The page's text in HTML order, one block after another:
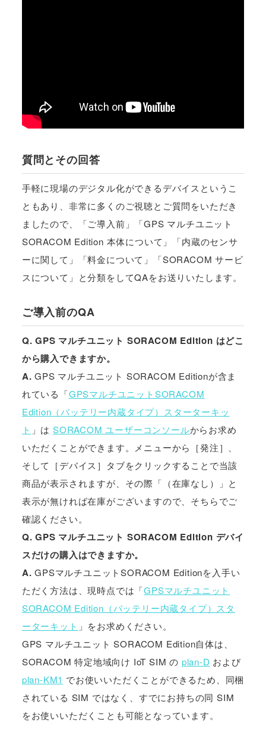
質問とその回答
手軽に現場のデジタル化ができるデバイスというこ
ともあり、非常に多くのご視聴とご質問をいただき
ましたので、「ご導入前」「GPS マルチユニット
SORACOM Edition 本体について」「内蔵のセンサ
ーに関して」「料金について」「SORACOM サービ
スについて」と分類をしてQAをお送りいたします。
ご導入前のQA
Q. GPS マルチユニット SORACOM Edition はどこ
から購入できますか。
A.GPS マルチユニット SORACOM Editionが含ま
れている「GPSマルチユニットSORACOM
Edition（バッテリー内蔵タイプ）スターターキッ
ト 」はSORACOM ユーザーコンソールからお求め
いただくことができます。メニューから［発注］、
そして［デバイス］タブをクリックすることで当該
商品が表示されますが、その際「（在庫なし）」と
表示が無ければ在庫がございますので、そちらでご
確認ください。
Q. GPS マルチユニット SORACOM Edition デバイ
スだけの購入はできますか。
A. GPSマルチユニットSORACOM Editionを入手い
ただく方法は、現時点では「GPSマルチユニット
SORACOM Edition（バッテリー内蔵タイプ）スタ
ーターキット 」をお求めください。
GPS マルチユニット SORACOM Edition自体は、
SORACOM 特定地域向け IoT SIM の plan-D および
plan-KM1 でお使いいただくことができるため、同梱
されている SIM ではなく、すでにお持ちの同 SIM
をお使いいただくことも可能となっています。